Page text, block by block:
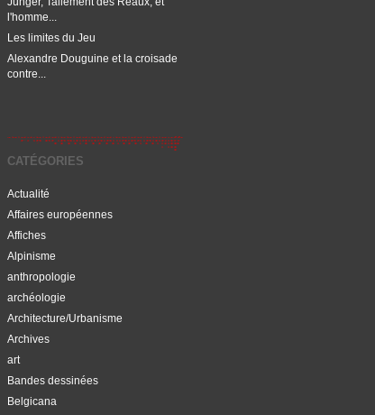
l'homme...
Les limites du Jeu
Alexandre Douguine et la croisade
contre...
CATÉGORIES
Actualité
Affaires européennes
Affiches
Alpinisme
anthropologie
archéologie
Architecture/Urbanisme
Archives
art
Bandes dessinées
Belgicana